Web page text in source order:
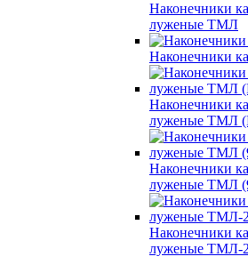
Наконечники
луженые ТМЛ
Наконечники
Наконечники
луженые ТМЛ
Наконечники
луженые ТМЛ
Наконечники
луженые ТМЛ-2